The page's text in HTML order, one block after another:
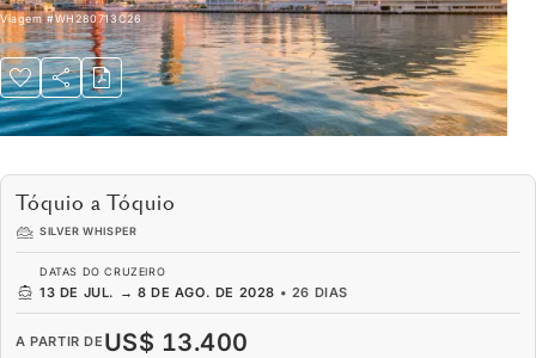
Viagem#WH280713C26
Tóquio a Tóquio
SILVER WHISPER
DATAS DO CRUZEIRO
13 DE JUL. → 8 DE AGO. DE 2028 • 26 DIAS
A PARTIR DE US$ 13.400